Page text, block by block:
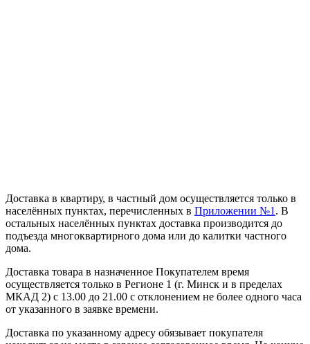
Доставка в квартиру, в частный дом осуществляется только в
населённых пунктах, перечисленных в Приложении №1 . В
остальных населённых пунктах доставка производится до
подъезда многоквартирного дома или до калитки частного
дома.
Доставка товара в назначенное Покупателем время
осуществляется только в Регионе 1 (г. Минск и в пределах
МКАД 2) с 13.00 до 21.00 с отклонением не более одного часа
от указанного в заявке времени.
Доставка по указанному адресу обязывает покупателя